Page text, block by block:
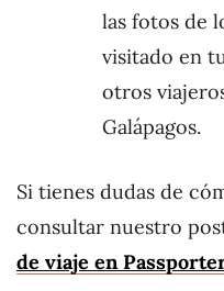
las fotos de
visitado en
otros
Galápagos.
Si tienes dudas de
consultar nuestro
de viaje en